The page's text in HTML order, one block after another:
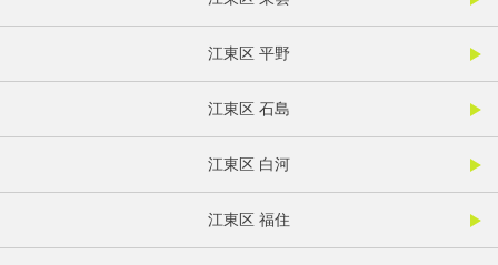
江東区 平野
江東区 石島
江東区 白河
江東区 福住